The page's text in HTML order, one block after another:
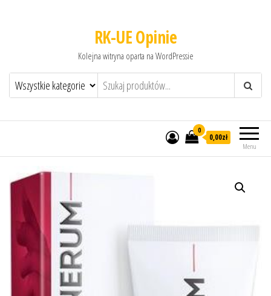
RK-UE Opinie
Kolejna witryna oparta na WordPressie
Menu
0
0,00zł